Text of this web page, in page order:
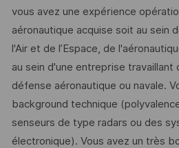
vous avez une expérience
aéronautique acquise soit au sein
l'Air et de l’Espace, de
au sein d'une entreprise travaillant
défense aéronautique ou navale.
background technique
senseurs de type radars ou des
électronique). Vous avez un très